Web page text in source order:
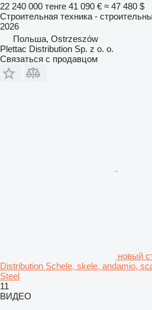
22 240 000 тенге 41 090 € ≈ 47 480 $
Строительная техника -
2026
Польша, Ostrzeszów
Plettac Distribution Sp. z o. o.
Связаться с продавцом
новый
Distribution Schele, skele, andamio,
Steel
11
ВИДЕО